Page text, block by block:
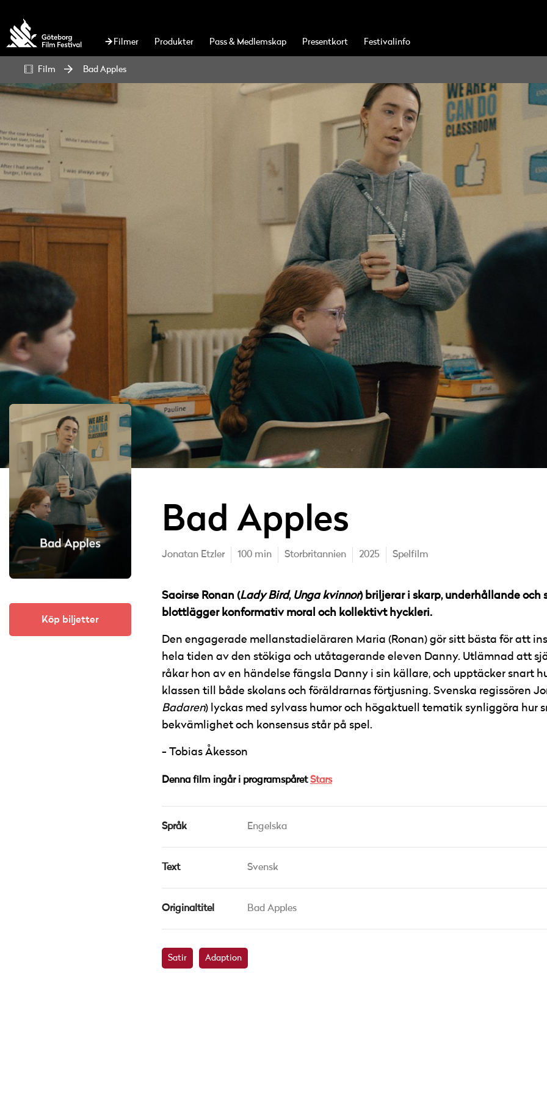
Filmer Produkter Pass & Medlemskap Presentkort Festivalinfo
Film Bad Apples
Köp biljetter
Bad Apples
Jonatan Etzler 100 min Storbritannien 2025 Spelfilm
Saoirse Ronan (Lady Bird, Unga kvinnor) briljerar i skarp, underhållande
blottlägger konformativ moral och kollektivt hyckleri.
Den engagerade mellanstadieläraren Maria (Ronan) gör sitt bästa för att
hela tiden av den stökiga och utåtagerande eleven Danny. Utlämnad att
råkar hon av en händelse fängsla Danny i sin källare, och upptäcker snart
klassen till både skolans och föräldrarnas förtjusning. Svenska regissören
Badaren) lyckas med sylvass humor och högaktuell tematik synliggöra hur
bekvämlighet och konsensus står på spel.
Tobias Åkesson
Denna film ingår i programspåretStars
Språk Engelska
Text Svensk
Originaltitel Bad Apples
Satir Adaption